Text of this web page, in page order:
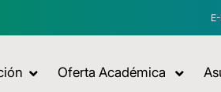
Oferta Académica